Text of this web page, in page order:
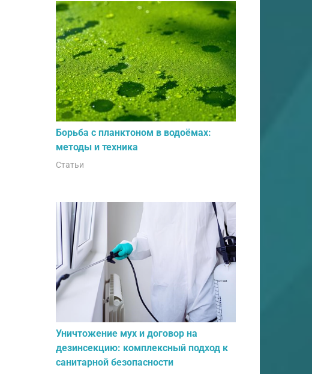
Борьба с планктоном в водоёмах:
методы и техника
Статьи
Уничтожение мух и договор на
дезинсекцию: комплексный подход к
санитарной безопасности